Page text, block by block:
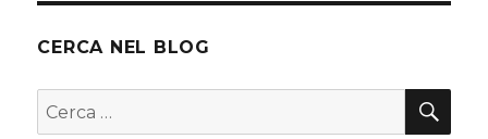
CERCA NEL BLOG
Cerca: